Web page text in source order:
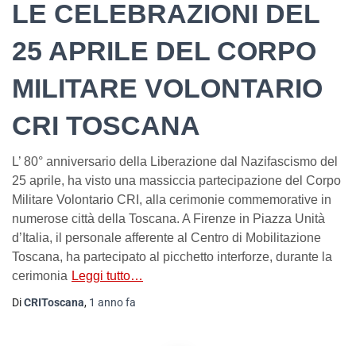
LE CELEBRAZIONI DEL
25 APRILE DEL CORPO
MILITARE VOLONTARIO
CRI TOSCANA
L’ 80° anniversario della Liberazione dal Nazifascismo del
25 aprile, ha visto una massiccia partecipazione del Corpo
Militare Volontario CRI, alla cerimonie commemorative in
numerose città della Toscana. A Firenze in Piazza Unità
d’Italia, il personale afferente al Centro di Mobilitazione
Toscana, ha partecipato al picchetto interforze, durante la
cerimonia Leggi tutto…
DiCRIToscana, 1 annofa